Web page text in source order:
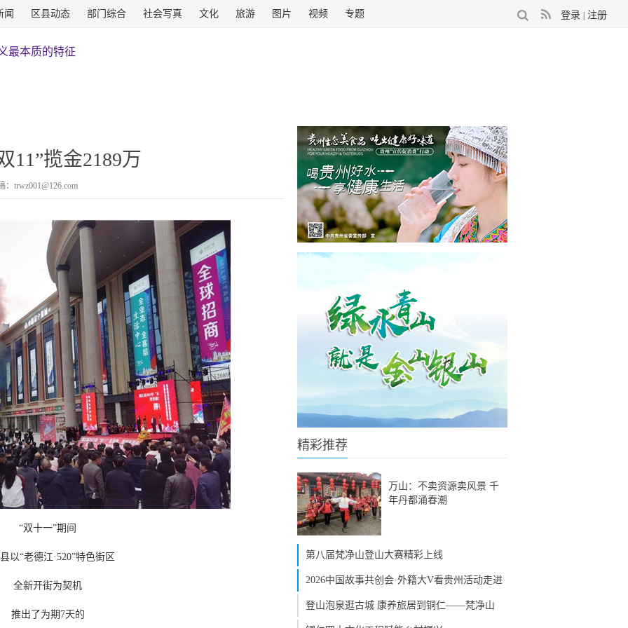
登录 注册
闻 区县动态 部门综合 社会写真 文化 旅游 图片 视频 专题
11”揽金2189万
：trwz001@126.com
“双十一”期间
以“老德江·520”特色街区
全新开街为契机
推出了为期7天的
精彩推荐
万山：不卖资源卖风景 千
年丹都涌春潮
第八届梵净山登山大赛精彩上线
2026中国故事共创会·外籍大V看贵州活动走进
登山泡泉逛古城 康养旅居到铜仁——梵净山